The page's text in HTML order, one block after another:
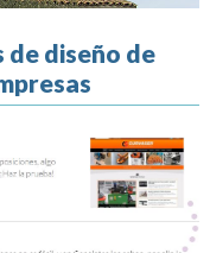
diseño de